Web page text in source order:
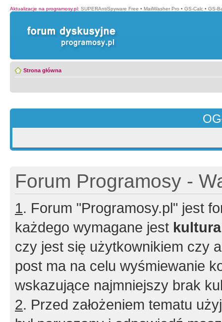
Aktualizacje na programosy.pl: SUPERAntiSpyware Free • MailWasher Pro • GS-Calc • GS-
Strona główna
Forum Programosy -
1. Forum "Programosy.pl" jest
każdego wymagane jest
czy jest się użytkownikiem czy
post ma na celu wyśmiewanie
wskazujące najmniejszy brak
2. Przed założeniem tematu